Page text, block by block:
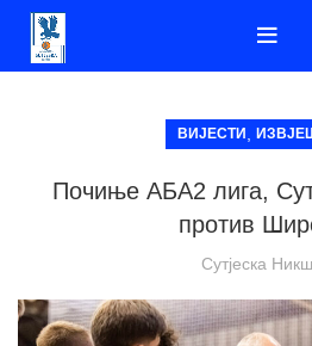
ВИЈЕСТИ
Почиње АБА2 лига,
против
Сутјеска